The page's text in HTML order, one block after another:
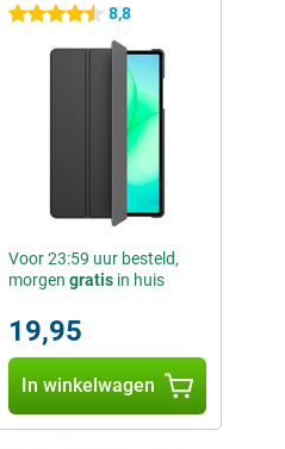
4.5 sterren 8,8
Voor 23:59 uur besteld,
morgen gratisin huis
19,95
In winkelwagen